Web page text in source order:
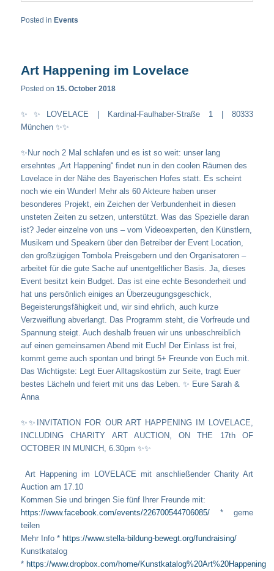
Posted in Events
Art Happening im Lovelace
Posted on15. October 2018
✨✨ LOVELACE | Kardinal-Faulhaber-Straße 1 | 80333
München ✨✨
✨Nur noch 2 Mal schlafen und es ist so weit: unser lang
ersehntes „Art Happening“ findet nun in den coolen Räumen des
Lovelace in der Nähe des Bayerischen Hofes statt. Es scheint
noch wie ein Wunder! Mehr als 60 Akteure haben unser
besonderes Projekt, ein Zeichen der Verbundenheit in diesen
unsteten Zeiten zu setzen, unterstützt. Was das Spezielle daran
ist? Jeder einzelne von uns – vom Videoexperten, den Künstlern,
Musikern und Speakern über den Betreiber der Event Location,
den großzügigen Tombola Preisgebern und den Organisatoren –
arbeitet für die gute Sache auf unentgeltlicher Basis. Ja, dieses
Event besitzt kein Budget. Das ist eine echte Besonderheit und
hat uns persönlich einiges an Überzeugungsgeschick,
Begeisterungsfähigkeit und, wir sind ehrlich, auch kurze
Verzweiflung abverlangt. Das Programm steht, die Vorfreude und
Spannung steigt. Auch deshalb freuen wir uns unbeschreiblich
auf einen gemeinsamen Abend mit Euch! Der Einlass ist frei,
kommt gerne auch spontan und bringt 5+ Freunde von Euch mit.
Das Wichtigste: Legt Euer Alltagskostüm zur Seite, tragt Euer
bestes Lächeln und feiert mit uns das Leben. ✨ Eure Sarah &
Anna
✨✨ INVITATION FOR OUR ART HAPPENING IM LOVELACE,
INCLUDING CHARITY ART AUCTION, ON THE 17th OF
OCTOBER IN MUNICH, 6.30pm ✨✨
Art Happening im LOVELACE mit anschließender Charity Art
Auction am 17.10
Kommen Sie und bringen Sie fünf Ihrer Freunde mit:
https://www.facebook.com/events/226700544706085/
* gerne
teilen
Mehr Info * https://www.stella-bildung-bewegt.org/fundraising/
Kunstkatalog
* https://www.dropbox.com/home/Kunstkatalog%20Art%20Happening